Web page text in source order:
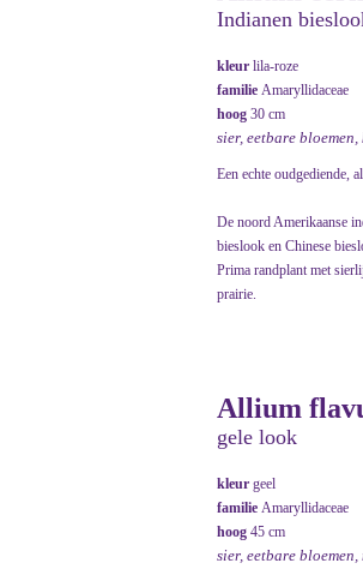
Indianen
kleur lila-roze
familie Amaryllidaceae
hoog 30 cm
sier, eetbare
Een echte oudgediende,
De noord Amerikaanse
bieslook en Chinese
Prima randplant met
prairie.
Allium
gele look
kleur geel
familie Amaryllidaceae
hoog 45 cm
sier, eetbare